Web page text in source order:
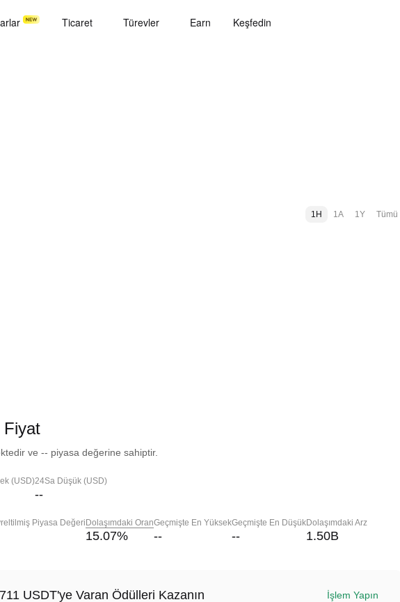
Ticaret Türevler Earn Keşfedin
1H 1A 1Y Tümü
Fiyat
ve -- piyasa değerine sahiptir.
(USD)24Sa Düşük (USD)
--
Piyasa Değeri Dolaşımdaki Oran
15.07%
Geçmişte En Yüksek
--
Geçmişte En Düşük
--
Dolaşımdaki Arz
1.50B
USDT'ye Varan Ödülleri Kazanın İşlem Yapın